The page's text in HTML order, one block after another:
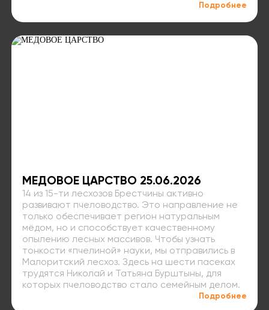
Подробнее
МЕДОВОЕ ЦАРСТВО 25.06.2026
14 из 15-ти лесхозов Брестчины активно
развивают пчеловодство. Это направление не
только обеспечивает регион натуральным
мёдом, но и способствует качественному
опылению лесных массивов. Чтобы узнать
тонкости «пчелиной» науки, мы отправились в
Малоритский лесхоз. Здесь на шести пасеках
трудятся Николай и Татьяна Бурштыны, для
которых пчеловодство стало семейным делом.
Подробнее